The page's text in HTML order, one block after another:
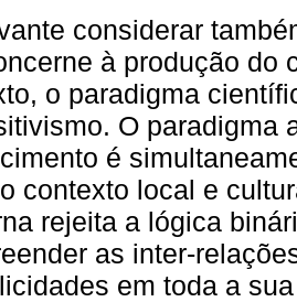
considerar
à produção do
o paradigma
O paradigma
é
contexto local e
rejeita a lógica
as inter-
em toda a